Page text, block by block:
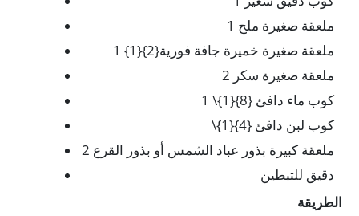
1 ملعقة صغيرة ملح
1 {1}{2}ملعقة صغيرة خميرة جافة فورية
2 ملعقة صغيرة سكر
1 \{1}{8} كوب ماء دافئ
\{1}{4} كوب لبن دافئ
2 ملعقة كبيرة بذور عباد الشمس أو بذور القرع
دقيق للتبطين
الطريقة